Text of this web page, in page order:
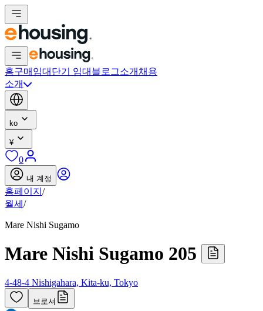
홈구매 임대 단기 임대 블로그소개 채용
소개
ko
¥
0
내 계정
홈페이지 /
월세 /
Mare Nishi Sugamo
Mare Nishi Sugamo 205
4-48-4 Nishigahara, Kita-ku, Tokyo
브로셔